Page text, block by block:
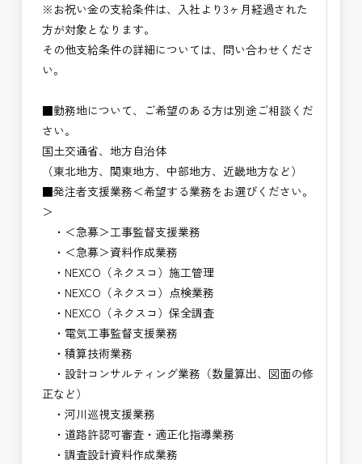
※お祝い金の支給条件は、入社より3ヶ月経過された
方が対象となります。
その他支給条件の詳細については、問い合わせくださ
い。
■勤務地について、ご希望のある方は別途ご相談くだ
さい。
国土交通省、地方自治体
（東北地方、関東地方、中部地方、近畿地方など）
■発注者支援業務＜希望する業務をお選びください。
＞
・＜急募＞工事監督支援業務
・＜急募＞資料作成業務
・NEXCO（ネクスコ）施工管理
・NEXCO（ネクスコ）点検業務
・NEXCO（ネクスコ）保全調査
・電気工事監督支援業務
・積算技術業務
・設計コンサルティング業務（数量算出、図面の修
正など）
・河川巡視支援業務
・道路許認可審査・適正化指導業務
・調査設計資料作成業務